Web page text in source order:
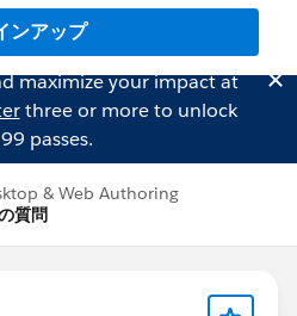
ンアップ
maximize your impact at
three or more to unlock
passes.
& Web Authoring
質問